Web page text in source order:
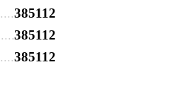
385112
385112
385112